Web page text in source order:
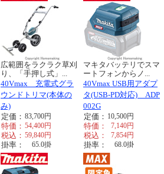
広範囲をラクラク草刈
り、「手押し式」...
40Vmax 充電式グラ
ウンドトリマ(本体の
み)
定価： 83,700円
特価： 54,400円
税込： 59,840円
掛率： 65.0掛
マキタバッテリでスマ
ートフォンからノ...
40Vmax USB用アダプ
タ(USB-PD対応) ADP
002G
定価： 10,500円
特価： 7,140円
税込： 7,854円
掛率： 68.0掛